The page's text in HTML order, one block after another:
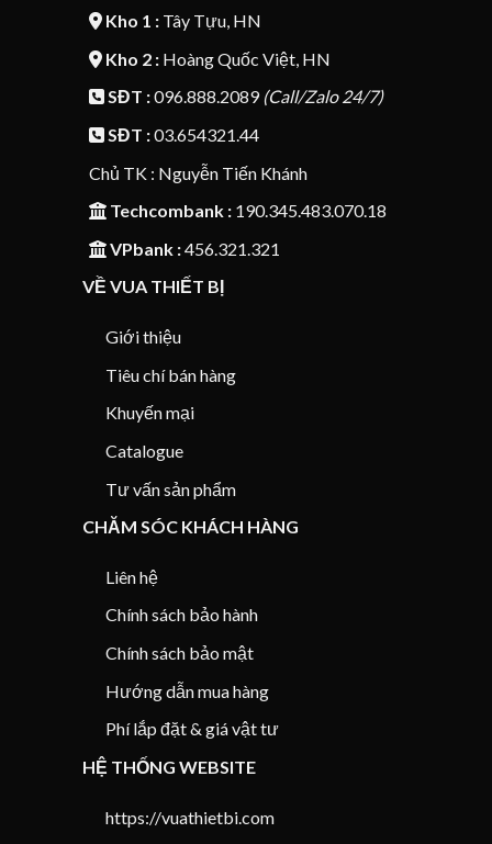
Kho 1 :Tây Tựu, HN
Kho 2 :Hoàng Quốc Việt, HN
SĐT :096.888.2089 (Call/Zalo 24/7)
SĐT :03.654321.44
Chủ TK : Nguyễn Tiến Khánh
Techcombank :190.345.483.070.18
VPbank :456.321.321
VỀ VUA THIẾT BỊ
Giới thiệu
Tiêu chí bán hàng
Khuyến mại
Catalogue
Tư vấn sản phẩm
CHĂM SÓC KHÁCH HÀNG
Liên hệ
Chính sách bảo hành
Chính sách bảo mật
Hướng dẫn mua hàng
Phí lắp đặt & giá vật tư
HỆ THỐNG WEBSITE
https://vuathietbi.com